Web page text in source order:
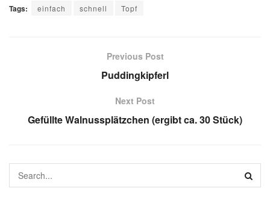
Tags: einfach schnell Topf
Previous Post
Puddingkipferl
Next Post
Gefüllte Walnussplätzchen (ergibt ca. 30 Stück)